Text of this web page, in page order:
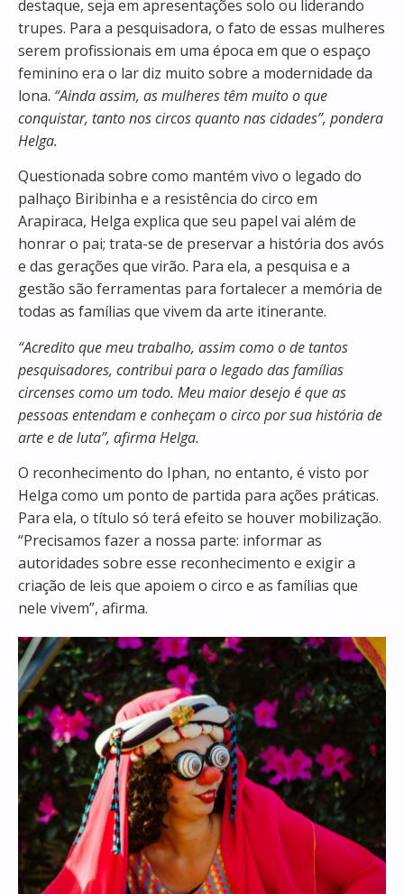
destaque, seja em apresentações solo ou liderando
trupes. Para a pesquisadora, o fato de essas mulheres
serem profissionais em uma época em que o espaço
feminino era o lar diz muito sobre a modernidade da
lona. “Ainda assim, as mulheres têm muito o que
conquistar, tanto nos circos quanto nas cidades”, pondera
Helga.
Questionada sobre como mantém vivo o legado do
palhaço Biribinha e a resistência do circo em
Arapiraca, Helga explica que seu papel vai além de
honrar o pai; trata-se de preservar a história dos avós
e das gerações que virão. Para ela, a pesquisa e a
gestão são ferramentas para fortalecer a memória de
todas as famílias que vivem da arte itinerante.
“Acredito que meu trabalho, assim como o de tantos
pesquisadores, contribui para o legado das famílias
circenses como um todo. Meu maior desejo é que as
pessoas entendam e conheçam o circo por sua história de
arte e de luta”, afirma Helga.
O reconhecimento do Iphan, no entanto, é visto por
Helga como um ponto de partida para ações práticas.
Para ela, o título só terá efeito se houver mobilização.
“Precisamos fazer a nossa parte: informar as
autoridades sobre esse reconhecimento e exigir a
criação de leis que apoiem o circo e as famílias que
nele vivem”, afirma.